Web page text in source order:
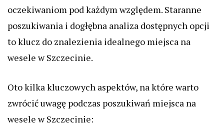
oczekiwaniom pod każdym względem. Staranne
poszukiwania i dogłębna analiza dostępnych opcji
to klucz do znalezienia idealnego miejsca na
wesele w Szczecinie.
Oto kilka kluczowych aspektów, na które warto
zwrócić uwagę podczas poszukiwań miejsca na
wesele w Szczecinie: